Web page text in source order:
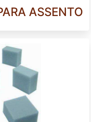
ASSENTO